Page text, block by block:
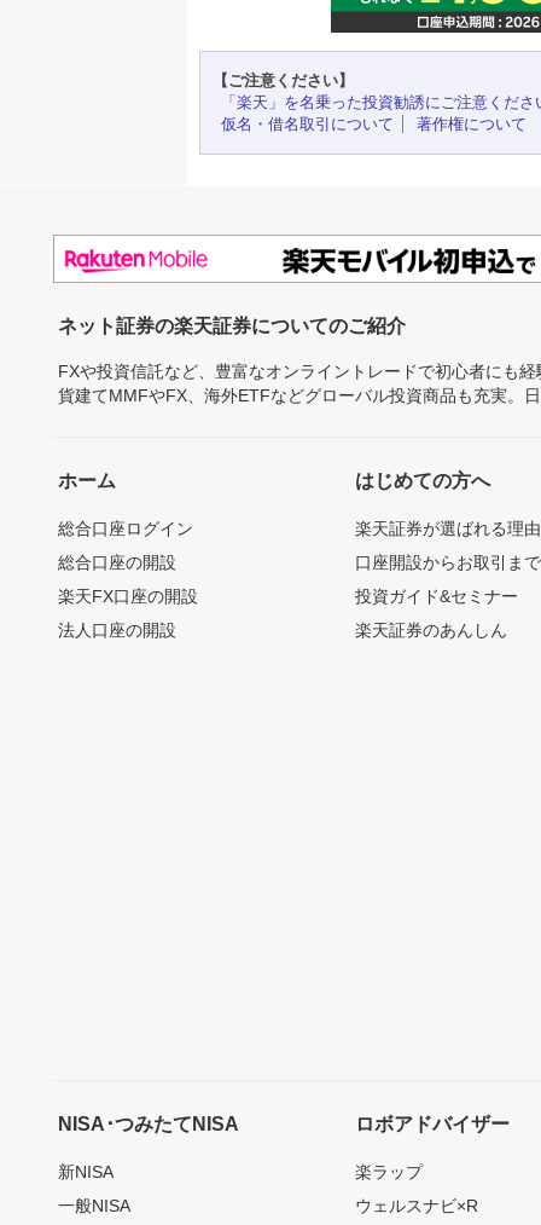
【ご注意ください】
「楽天」を名乗った投資勧誘にご注意くださ
仮名・借名取引について
著作権について
ネット証券の楽天証券についてのご紹介
FXや投資信託など、豊富なオンライントレードで初心者にも
貨建てMMFやFX、海外ETFなどグローバル投資商品も充実。
ホーム
総合口座ログイン
総合口座の開設
楽天FX口座の開設
法人口座の開設
はじめての方へ
楽天証券が選ばれる理由
口座開設からお取引ま
投資ガイド&セミナー
楽天証券のあんしん
NISA･つみたてNISA
新NISA
一般NISA
ロボアドバイザー
楽ラップ
ウェルスナビ×R